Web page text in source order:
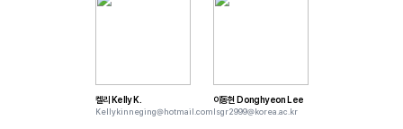
켈리 Kelly K.
Kellykinneging@hotmail.com
이동현 Donghyeon Lee
lsgr2999@korea.ac.kr